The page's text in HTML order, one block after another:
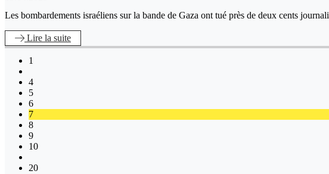
Les bombardements israéliens sur la bande de Gaza ont tué près de deux cents
Lire la suite
1
4
5
6
7
8
9
10
20